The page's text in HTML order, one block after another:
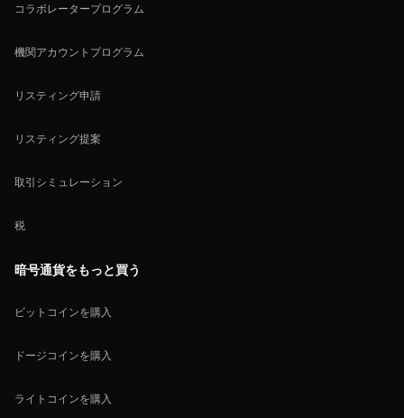
コラボレータープログラム
機関アカウントプログラム
リスティング申請
リスティング提案
取引シミュレーション
税
暗号通貨をもっと買う
ビットコインを購入
ドージコインを購入
ライトコインを購入